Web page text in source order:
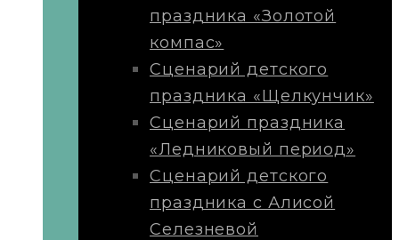
праздника «Золотой
компас»
Сценарий детского
праздника «Щелкунчик»
Сценарий праздника
«Ледниковый период»
Сценарий детского
праздника с Алисой
Селезневой